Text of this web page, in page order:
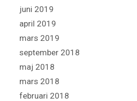
juni 2019
april 2019
mars 2019
september 2018
maj 2018
mars 2018
februari 2018